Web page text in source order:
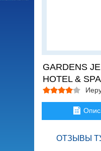
GARDENS
HOTEL &
ОТЗЫВЫ